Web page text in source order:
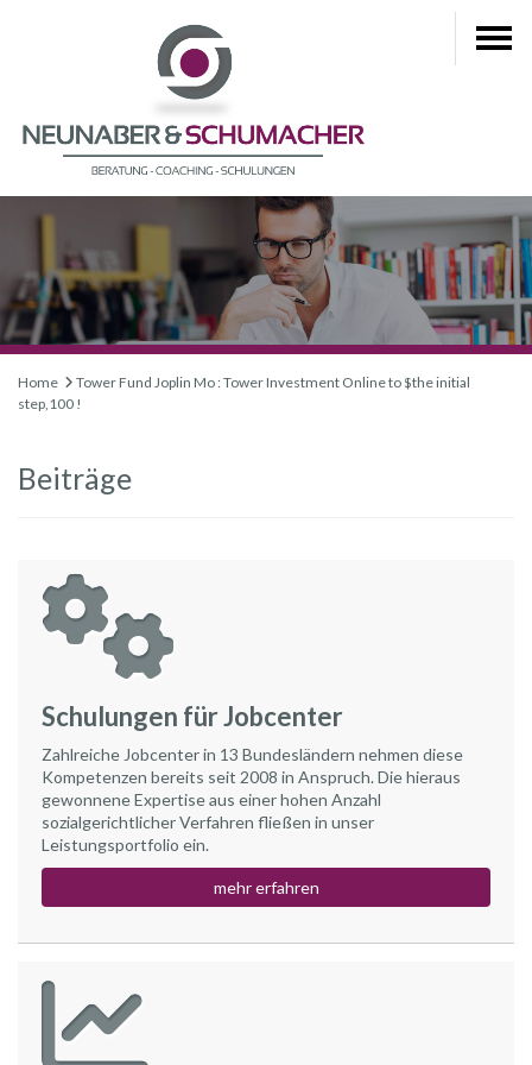
Home
Tower Fund Joplin Mo : Tower Investment Online to $the initial
step,100 !
Beiträge
Schulungen für Jobcenter
Zahlreiche Jobcenter in 13 Bundesländern nehmen diese
Kompetenzen bereits seit 2008 in Anspruch. Die hieraus
gewonnene Expertise aus einer hohen Anzahl
sozialgerichtlicher Verfahren fließen in unser
Leistungsportfolio ein.
mehr erfahren